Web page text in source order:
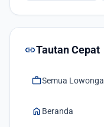
linkTautan Cepat
workSemua
home Beranda